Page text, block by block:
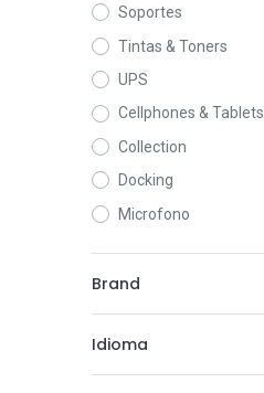
Soportes
Tintas & Toners
UPS
Cellphones & Tablets
Collection
Docking
Microfono
Brand
Idioma